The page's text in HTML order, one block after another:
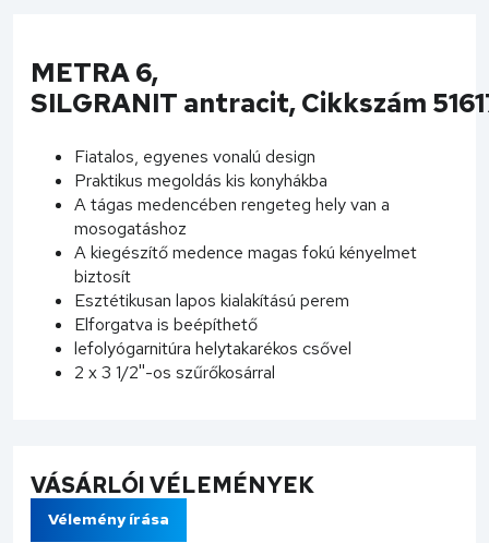
METRA 6,
SILGRANIT antracit, Cikkszám
Fiatalos, egyenes vonalú design
Praktikus megoldás kis konyhákba
A tágas medencében rengeteg hely van a
mosogatáshoz
A kiegészítő medence magas fokú kényelmet
biztosít
Esztétikusan lapos kialakítású perem
Elforgatva is beépíthető
lefolyógarnitúra helytakarékos csővel
2 x 3 1/2''-os szűrőkosárral
VÁSÁRLÓI VÉLEMÉNYEK
Vélemény írása